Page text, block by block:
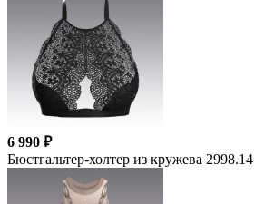
6 990 ₽
Бюстгальтер-холтер из кружева 2998.14